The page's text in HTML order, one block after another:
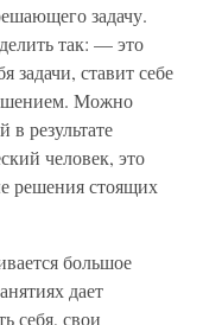
задачу.
так: — это
задачи, ставит себе
Можно
в результате
человек, это
решения стоящих
большое
дает
себя, свои